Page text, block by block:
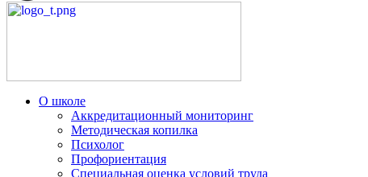
О школе
Аккредитационный мониторинг
Методическая копилка
Психолог
Профориентация
Специальная оценка условий труда